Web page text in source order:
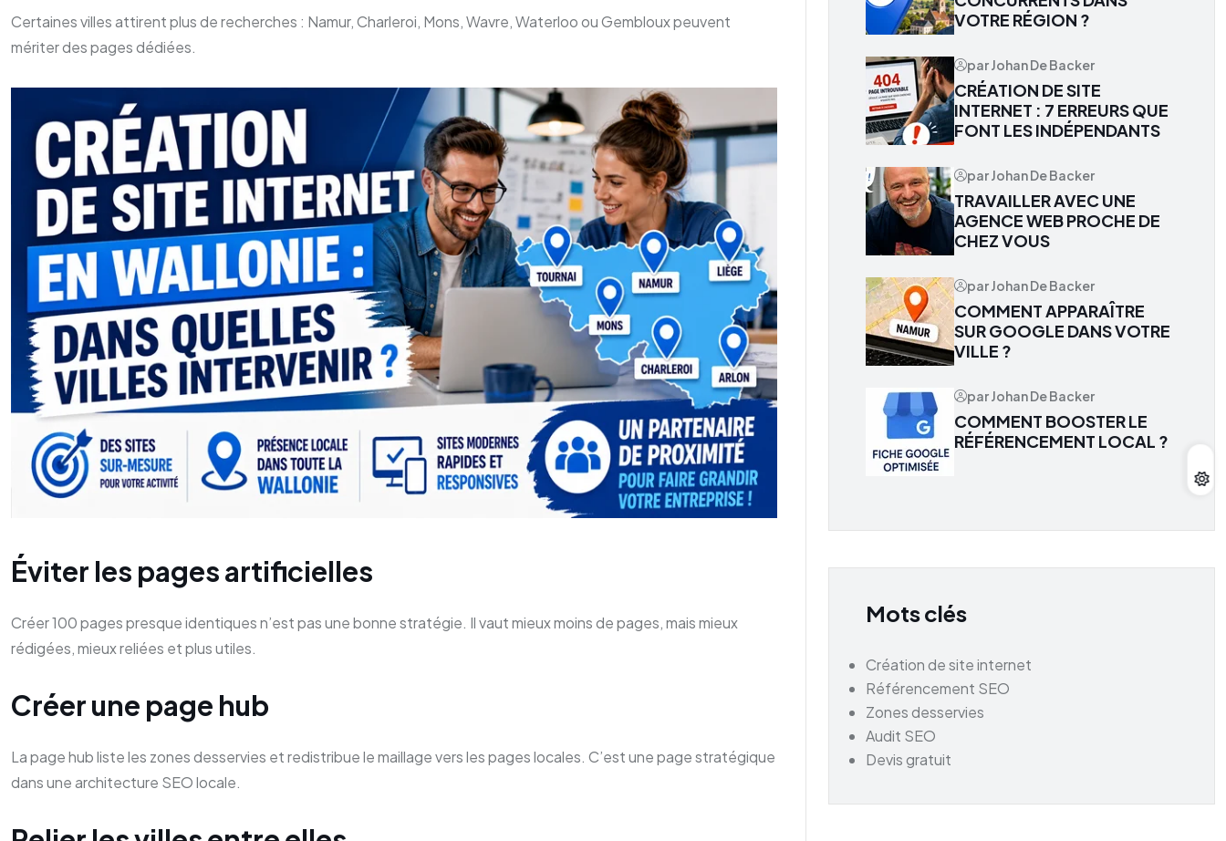
Certaines villes attirent plus de recherches : Namur, Charleroi, Mons, Wavre, Waterloo ou Gembloux peuvent
mériter des pages dédiées.
Éviter les pages artificielles
Créer 100 pages presque identiques n’est pas une bonne stratégie. Il vaut mieux moins de pages, mais mieux
rédigées, mieux reliées et plus utiles.
Créer une page hub
La page hub liste les zones desservies et redistribue le maillage vers les pages locales. C’est une page stratégique
dans une architecture SEO locale.
VOTRE RÉGION ?
par Johan De Backer
CRÉATION DE SITE
INTERNET : 7 ERREURS QUE
FONT LES INDÉPENDANTS
par Johan De Backer
TRAVAILLER AVEC UNE
AGENCE WEB PROCHE DE
CHEZ VOUS
par Johan De Backer
COMMENT APPARAÎTRE
SUR GOOGLE DANS VOTRE
VILLE ?
par Johan De Backer
COMMENT BOOSTER LE
RÉFÉRENCEMENT LOCAL ?
Mots clés
Création de site internet
Référencement SEO
Zones desservies
Audit SEO
Devis gratuit